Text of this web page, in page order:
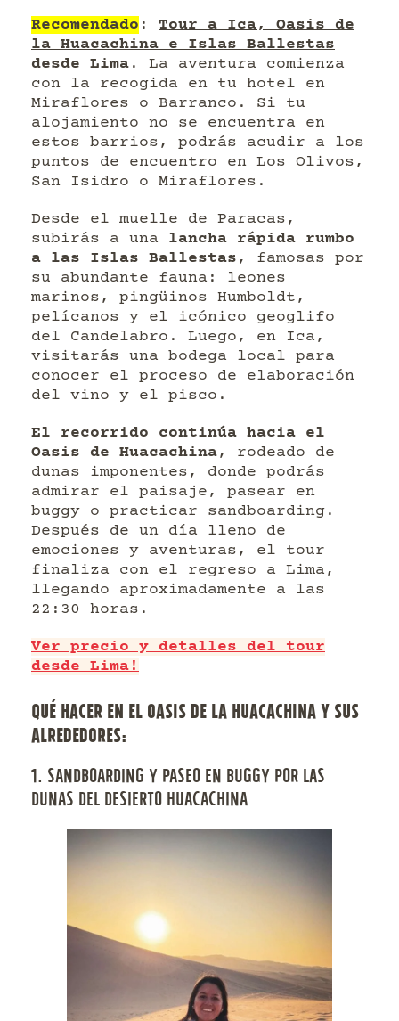
Recomendado : Tour a Ica, Oasis de
la Huacachina e Islas Ballestas
desde Lima . La aventura comienza
con la recogida en tu hotel en
Miraflores o Barranco. Si tu
alojamiento no se encuentra en
estos barrios, podrás acudir a los
puntos de encuentro en Los Olivos,
San Isidro o Miraflores.
Desde el muelle de Paracas,
subirás a una lancha rápida rumbo
a las Islas Ballestas , famosas por
su abundante fauna: leones
marinos, pingüinos Humboldt,
pelícanos y el icónico geoglifo
del Candelabro. Luego, en Ica,
visitarás una bodega local para
conocer el proceso de elaboración
del vino y el pisco.
El recorrido continúa hacia el
Oasis de Huacachina, rodeado de
dunas imponentes, donde podrás
admirar el paisaje, pasear en
buggy o practicar sandboarding.
Después de un día lleno de
emociones y aventuras, el tour
finaliza con el regreso a Lima,
llegando aproximadamente a las
22:30 horas.
Ver precio y detalles del tour
desde Lima!
QUÉ HACER EN EL OASIS DE LA HUACACHINA Y SUS
ALREDEDORES:
1. SANDBOARDING Y PASEO EN BUGGY POR LAS
DUNAS DEL DESIERTO HUACACHINA